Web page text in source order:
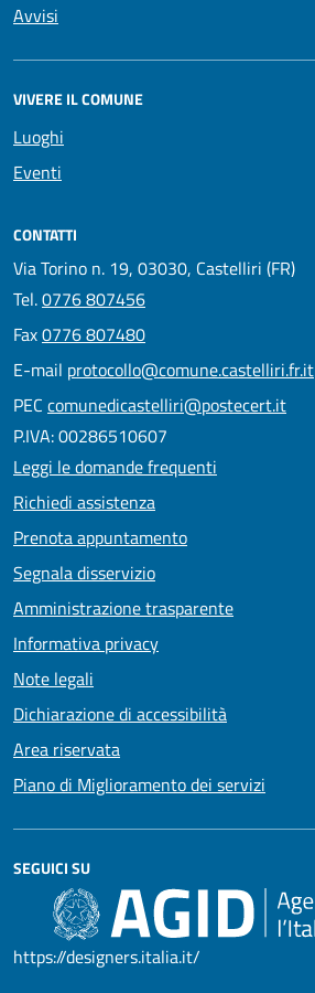
Avvisi
VIVERE IL COMUNE
Luoghi
Eventi
CONTATTI
Via Torino n. 19, 03030, Castelliri (FR)
Tel.0776 807456
Fax0776 807480
E-mail protocollo@comune.castelliri.fr.it
PEC comunedicastelliri@postecert.it
P.IVA: 00286510607
Leggi le domande frequenti
Richiedi assistenza
Prenota appuntamento
Segnala disservizio
Amministrazione trasparente
Informativa privacy
Note legali
Dichiarazione di accessibilità
Area riservata
Piano di Miglioramento dei servizi
SEGUICI SU
https://designers.italia.it/